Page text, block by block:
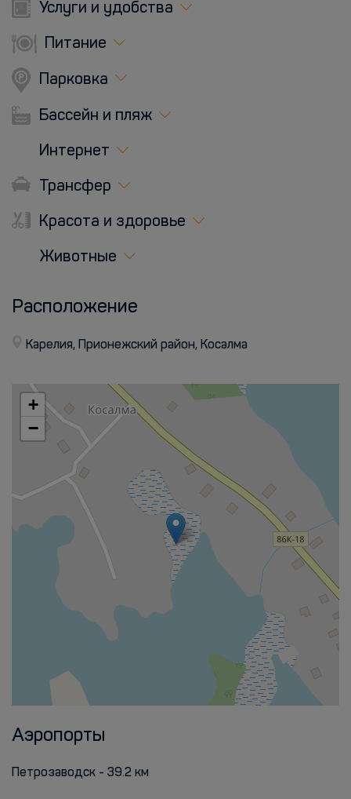
Услуги и удобства
Питание
Парковка
Бассейн и пляж
Интернет
Трансфер
Красота и здоровье
Животные
Расположение
Карелия, Прионежский район, Косалма
+
−
Аэропорты
Петрозаводск - 39.2 км